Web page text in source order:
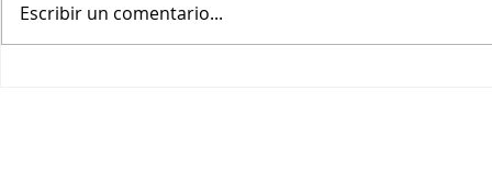
Escribir un comentario...